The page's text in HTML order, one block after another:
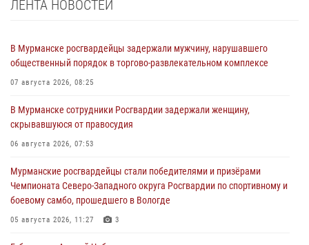
ЛЕНТА НОВОСТЕЙ
В Мурманске росгвардейцы задержали мужчину, нарушавшего
общественный порядок в торгово-развлекательном комплексе
07 августа 2026, 08:25
В Мурманске сотрудники Росгвардии задержали женщину,
скрывавшуюся от правосудия
06 августа 2026, 07:53
Мурманские росгвардейцы стали победителями и призёрами
Чемпионата Северо-Западного округа Росгвардии по спортивному и
боевому самбо, прошедшего в Вологде
05 августа 2026, 11:27 3